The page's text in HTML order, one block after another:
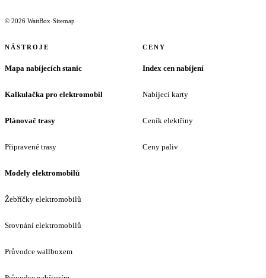
© 2026 WattBox·Sitemap
NÁSTROJE
Mapa nabíjecích stanic
Kalkulačka pro elektromobil
Plánovač trasy
Připravené trasy
Modely elektromobilů
Žebříčky elektromobilů
Srovnání elektromobilů
Průvodce wallboxem
CENY
Index cen nabíjení
Nabíjecí karty
Ceník elektřiny
Ceny paliv